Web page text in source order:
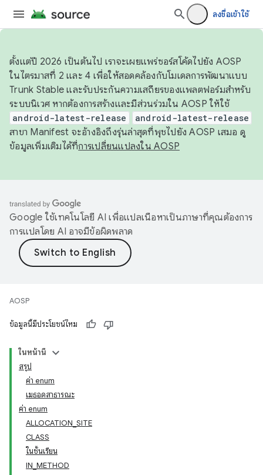
ลงชื่อเข้าใช้
ตั้งแต่ปี 2026 เป็นต้นไป เราจะเผยแพร่ซอร์สโค้ดไปยัง AOSP
ในไตรมาสที่ 2 และ 4 เพื่อให้สอดคล้องกับโมเดลการพัฒนาแบบ
Trunk Stable และรับประกันความเสถียรของแพลตฟอร์มสำหรับ
ระบบนิเวศ หากต้องการสร้างและมีส่วนร่วมใน AOSP ให้ใช้
android-latest-release android-latest-release
สาขา Manifest จะอ้างอิงถึงรุ่นล่าสุดที่พุชไปยัง AOSP เสมอ ดู
ข้อมูลเพิ่มเติมได้ที่การเปลี่ยนแปลงใน AOSP
Google ใช้เทคโนโลยี AI เพื่อแปลเนื้อหาเป็นภาษาที่คุณต้องการ
การแปลโดย AI อาจมีข้อผิดพลาด
AOSP
ข้อมูลนี้มีประโยชน์ไหม
ในหน้านี้
สรุป
ค่า enum
เมธอดสาธารณะ
ค่า enum
ALLOCATION_SITE
CLASS
ในชั้นเรียน
IN_METHOD